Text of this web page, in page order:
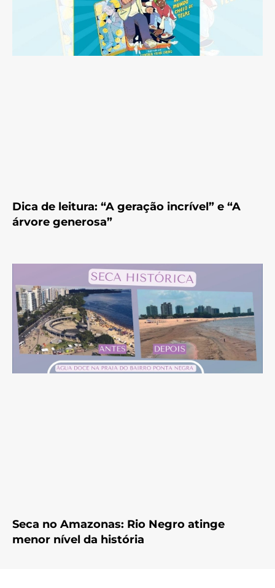
Dica de leitura: “A geração incrível” e “A
árvore generosa”
Seca no Amazonas: Rio Negro atinge
menor nível da história